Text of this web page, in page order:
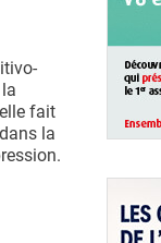
fait
la